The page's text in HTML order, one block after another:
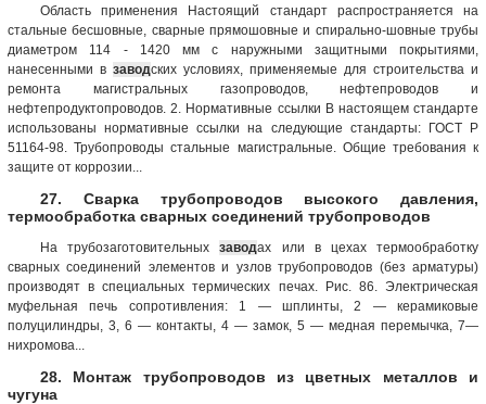
Область применения Настоящий стандарт распространяется на
стальные бесшовные, сварные прямошовные и спирально-шовные трубы
диаметром 114 - 1420 мм с наружными защитными покрытиями,
нанесенными в заводских условиях, применяемые для строительства и
ремонта магистральных газопроводов, нефтепроводов и
нефтепродуктопроводов. 2. Нормативные ссылки В настоящем стандарте
использованы нормативные ссылки на следующие стандарты: ГОСТ Р
51164-98. Трубопроводы стальные магистральные. Общие требования к
защите от коррозии...
27. Сварка трубопроводов высокого давления,
термообработка сварных соединений трубопроводов
На трубозаготовительныхзаводах или в цехах термообработку
сварных соединений элементов и узлов трубопроводов (без арматуры)
производят в специальных термических печах. Рис. 86. Электрическая
муфельная печь сопротивления: 1 — шплинты, 2 — керамиковые
полуцилиндры, 3, 6 — контакты, 4 — замок, 5 — медная перемычка, 7—
нихромова...
28. Монтаж трубопроводов из цветных металлов и
чугуна